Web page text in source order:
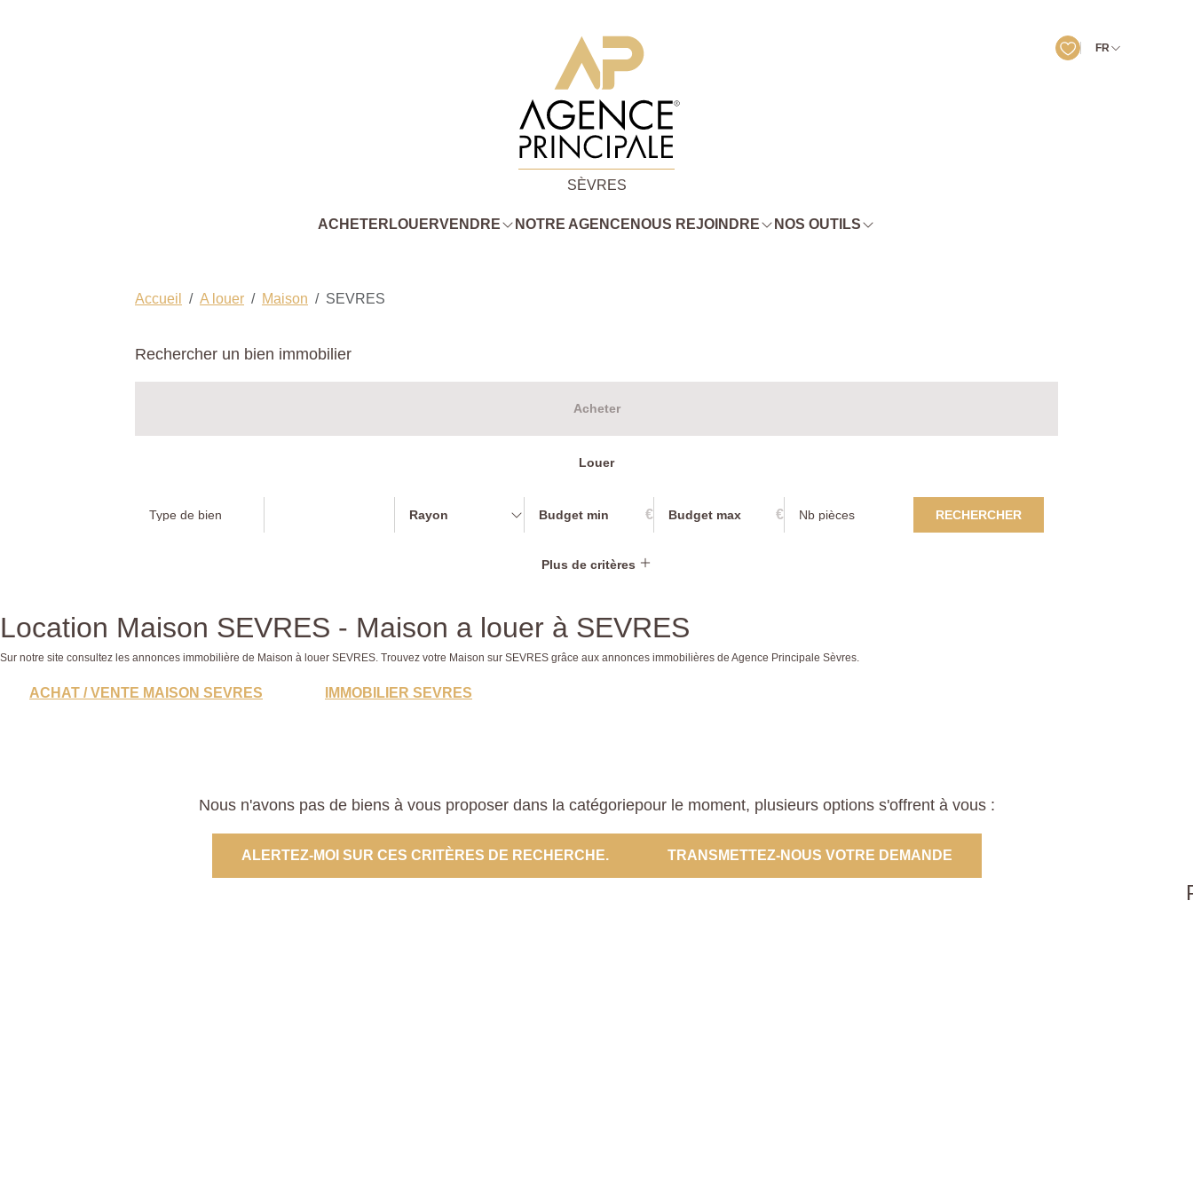
FR
SÈVRES
ACHETER LOUERVENDRE NOTRE AGENCE NOUS REJOINDRE NOS OUTILS
Accueil A louer Maison SEVRES
Rechercher un bien immobilier
Acheter
Louer
Rayon € € RECHERCHER
Plus de critères
Location Maison SEVRES - Maison a louer à SEVRES
Sur notre site consultez les annonces immobilière de Maison à louer SEVRES. Trouvez votre Maison sur SEVRES grâce aux annonces immobilières de Agence Principale Sèvres.
ACHAT / VENTE MAISON SEVRES IMMOBILIER SEVRES
Nous n'avons pas de biens à vous proposer dans la catégoriepour le moment, plusieurs options s'offrent à vous :
ALERTEZ-MOI SUR CES CRITÈRES DE RECHERCHE. TRANSMETTEZ-NOUS VOTRE DEMANDE